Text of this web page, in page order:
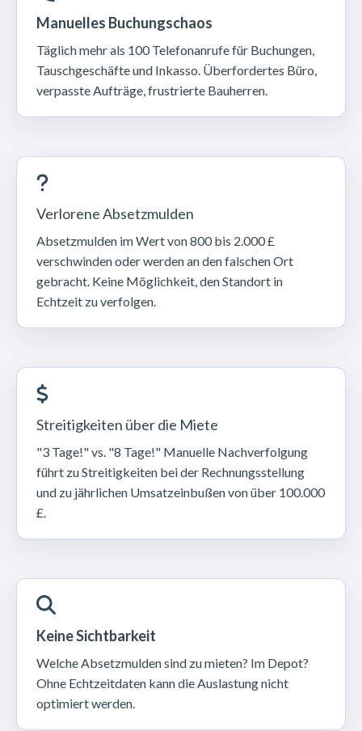
Manuelles Buchungschaos
Täglich mehr als 100 Telefonanrufe für Buchungen,
Tauschgeschäfte und Inkasso. Überfordertes Büro,
verpasste Aufträge, frustrierte Bauherren.
Verlorene Absetzmulden
Absetzmulden im Wert von 800 bis 2.000 £
verschwinden oder werden an den falschen Ort
gebracht. Keine Möglichkeit, den Standort in
Echtzeit zu verfolgen.
Streitigkeiten über die Miete
"3 Tage!" vs. "8 Tage!" Manuelle Nachverfolgung
führt zu Streitigkeiten bei der Rechnungsstellung
und zu jährlichen Umsatzeinbußen von über 100.000
£.
Keine Sichtbarkeit
Welche Absetzmulden sind zu mieten? Im Depot?
Ohne Echtzeitdaten kann die Auslastung nicht
optimiert werden.